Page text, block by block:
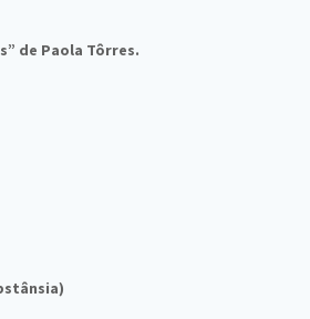
de Paola Tôrres.